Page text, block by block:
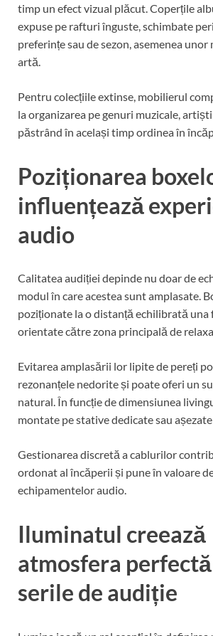
timp un efect vizual plăcut. Coperțile
expuse pe rafturi înguste, schimbate
preferințe sau de sezon, asemenea
artă.
Pentru colecțiile extinse, mobilierul
la organizarea pe genuri muzicale,
păstrând în același timp ordinea în
Poziționarea
influențează
audio
Calitatea audiției depinde nu doar de
modul în care acestea sunt amplasate.
poziționate la o distanță echilibrată una
orientate către zona principală de
Evitarea amplasării lor lipite de pereți
rezonanțele nedorite și poate oferi un
natural. În funcție de dimensiunea
montate pe stative dedicate sau
Gestionarea discretă a cablurilor
ordonat al încăperii și pune în valoare
echipamentelor audio.
Iluminatul creează
atmosfera
serile de audiție